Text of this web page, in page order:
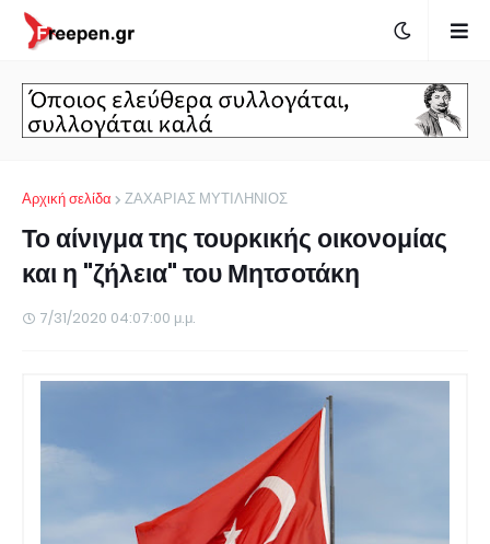
Αρχική σελίδα ΖΑΧΑΡΙΑΣ ΜΥΤΙΛΗΝΙΟΣ
Το αίνιγμα της τουρκικής οικονομίας
και η "ζήλεια" του Μητσοτάκη
7/31/2020 04:07:00 μ.μ.